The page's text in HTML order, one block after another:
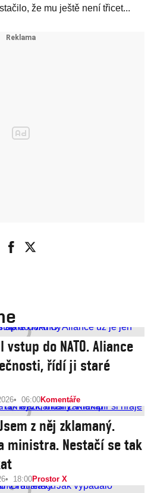
že mu ještě není třicet...
do NATO. Aliance
řídí ji staré
06:00Komentáře
z něj zklamaný.
ministra. Nestačí se tak
18:00Prostor X